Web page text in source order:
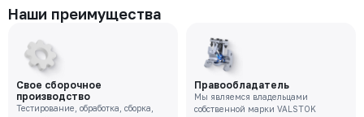
Наши преимущества
Свое сборочное
производство
Тестирование, обработка, сборка,
Правообладатель
Мы являемся владельцами
собственной марки VALSTOK